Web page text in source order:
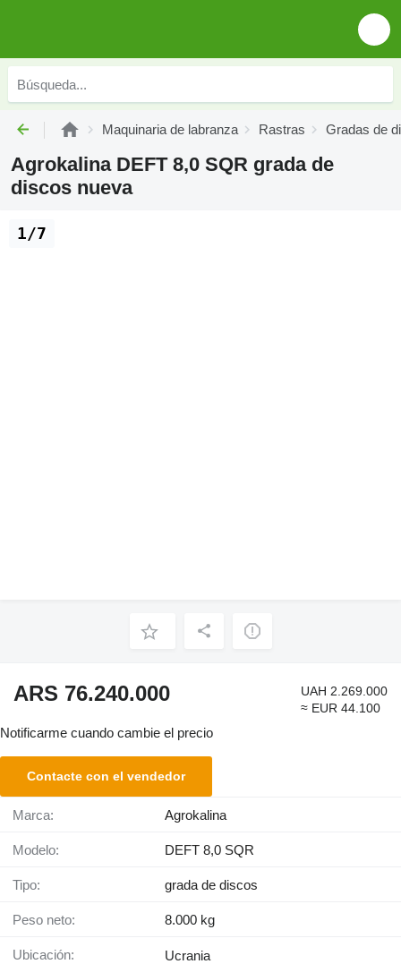
Maquinaria de labranza Rastras Gradas de
Agrokalina DEFT 8,0 SQR grada de
discos nueva
1/7
ARS 76.240.000
UAH 2.269.000
≈ EUR 44.100
Notificarme cuando cambie el precio
Contacte con el vendedor
Marca: Agrokalina
Modelo: DEFT 8,0 SQR
Tipo: grada de discos
Peso neto: 8.000 kg
Ubicación:
Ucrania